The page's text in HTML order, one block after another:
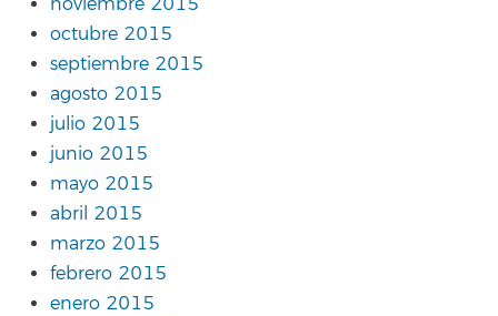
octubre 2015
septiembre 2015
agosto 2015
julio 2015
junio 2015
mayo 2015
abril 2015
marzo 2015
febrero 2015
enero 2015